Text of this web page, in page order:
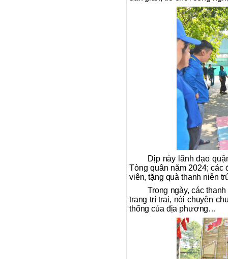
Dịp này lãnh đạo
Tòng quân năm 2024; các
viên, tặng quà thanh niên
Trong ngày, các
trang trí trại, nói chuyện
thống của địa phương…